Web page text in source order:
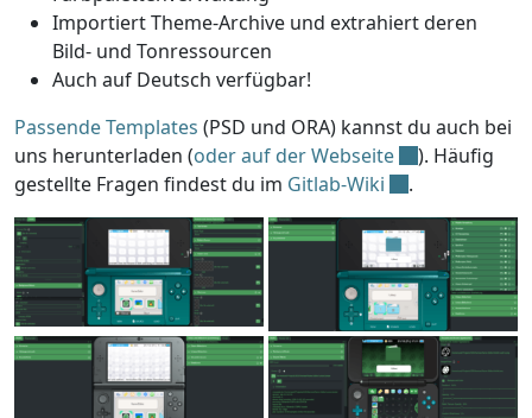
Importiert Theme-Archive und extrahiert deren
Bild- und Tonressourcen
Auch auf Deutsch verfügbar!
Passende Templates (PSD und ORA) kannst du auch bei
uns herunterladen (oder auf der Webseite
). Häufig
gestellte Fragen findest du im Gitlab-Wiki .